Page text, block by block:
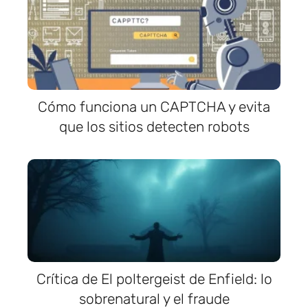
Cómo funciona un CAPTCHA y evita
que los sitios detecten robots
Crítica de El poltergeist de Enfield: lo
sobrenatural y el fraude